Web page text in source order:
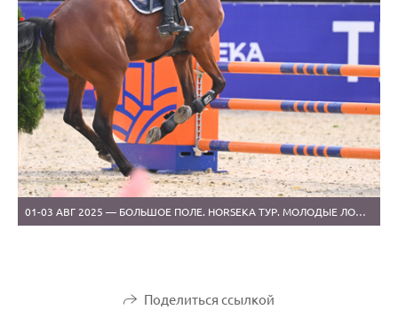
01-03 АВГ 2025 — БОЛЬШОЕ ПОЛЕ. HORSEKA ТУР. МОЛОДЫЕ ЛОШАДИ И ОБЩИЙ ЗАЧЕТ (1)
Поделиться ссылкой